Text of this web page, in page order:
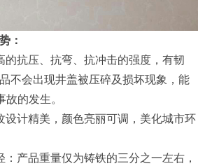
：
的抗压、抗弯、抗冲击的强度，有韧
不会出现井盖被压碎及损坏现象，能
故的发生。
设计精美，颜色亮丽可调，美化城市环
产品重量仅为铸铁的三分之一左右，